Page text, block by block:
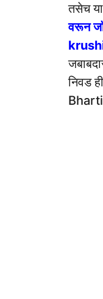
तसेच
वरून
निवड